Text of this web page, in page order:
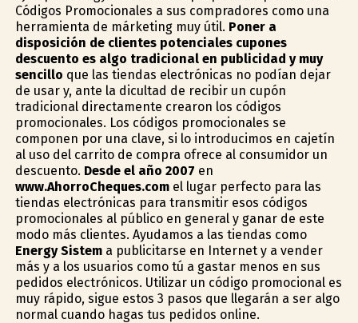
Códigos Promocionales a sus compradores como una
herramienta de márketing muy útil. Poner a
disposición de clientes potenciales cupones
descuento es algo tradicional en publicidad y muy
sencillo que las tiendas electrónicas no podían dejar
de usar y, ante la dificultad de recibir un cupón
tradicional directamente crearon los códigos
promocionales. Los códigos promocionales se
componen por una clave, si lo introducimos en cajetín
al uso del carrito de compra ofrece al consumidor un
descuento. Desde el año 2007 en
www.AhorroCheques.comel lugar perfecto para las
tiendas electrónicas para transmitir esos códigos
promocionales al público en general y ganar de este
modo más clientes. Ayudamos a las tiendas como
Energy Sistem a publicitarse en Internet y a vender
más y a los usuarios como tú a gastar menos en sus
pedidos electrónicos. Utilizar un código promocional es
muy rápido, sigue estos 3 pasos que llegarán a ser algo
normal cuando hagas tus pedidos online.